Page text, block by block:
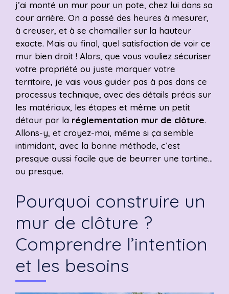
j’ai monté un mur pour un pote, chez lui dans sa
cour arrière. On a passé des heures à mesurer,
à creuser, et à se chamailler sur la hauteur
exacte. Mais au final, quel satisfaction de voir ce
mur bien droit ! Alors, que vous vouliez sécuriser
votre propriété ou juste marquer votre
territoire, je vais vous guider pas à pas dans ce
processus technique, avec des détails précis sur
les matériaux, les étapes et même un petit
détour par la réglementation mur de clôture.
Allons-y, et croyez-moi, même si ça semble
intimidant, avec la bonne méthode, c’est
presque aussi facile que de beurrer une tartine…
ou presque.
Pourquoi construire un
mur de clôture ?
Comprendre l’intention
et les besoins